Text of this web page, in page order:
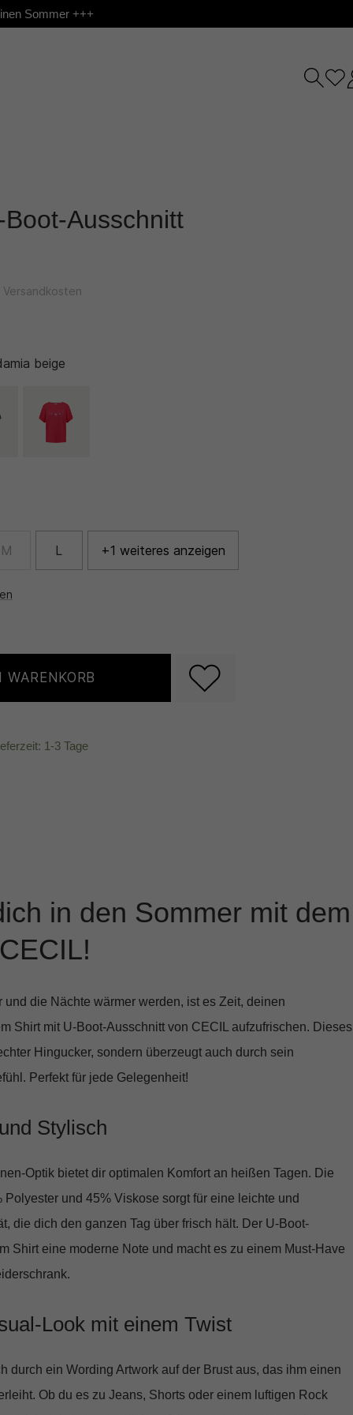
Sommer +++
Ausschnitt
beige
M L +1 weiteres anzeigen
WARENKORB
1-3 Tage
in den Sommer mit dem
und die Nächte wärmer werden, ist es Zeit, deinen
Shirt mit U-Boot-Ausschnittvon CECIL aufzufrischen. Dieses
Hingucker, sondern überzeugt auch durch sein
Perfekt für jede Gelegenheit!
Stylisch
Optik bietet dir optimalen Komfort an heißen Tagen. Die
Polyester und 45% Viskose sorgt für eine leichte und
die dich den ganzen Tag über frisch hält. Der U-Boot-
Shirt eine moderne Note und macht es zu einem Must-Have
Look mit einem Twist
durch ein Wording Artworkauf der Brust aus, das ihm einen
Ob du es zu Jeans, Shorts oder einem luftigen Rock